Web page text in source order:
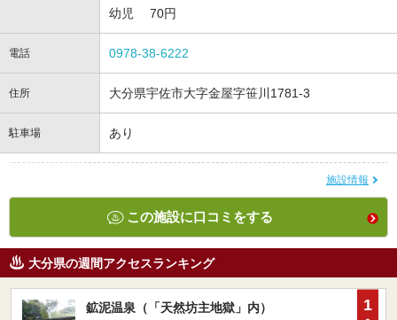
幼児 70円
電話 0978-38-6222
住所 大分県宇佐市大字金屋字笹川1781-3
駐車場 あり
施設情報
この施設に口コミをする
大分県の週間アクセスランキング
鉱泥温泉（「天然坊主地獄」内）
1